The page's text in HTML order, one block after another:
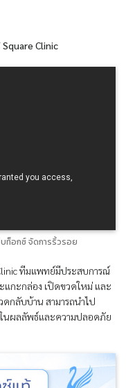
Clinic
อกซ์ จัดการริ้วรอย
ทีมแพทย์มีประสบการณ์
กะกล่อง เปิดขวดใหม่ และ
กลับบ้าน สามารถนำไป
นผลลัพธ์และความปลอดภัย